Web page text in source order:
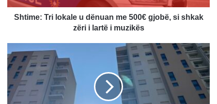
si
shkak
i
muzikës
Shtime: Tri lokale u dënuan me 500€ gjobë, si shkak
zëri i lartë i muzikës
Hidrometeorologjik
i
reagon
Komunës
së